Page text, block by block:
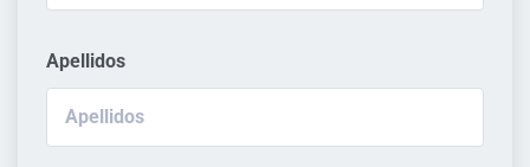
Apellidos